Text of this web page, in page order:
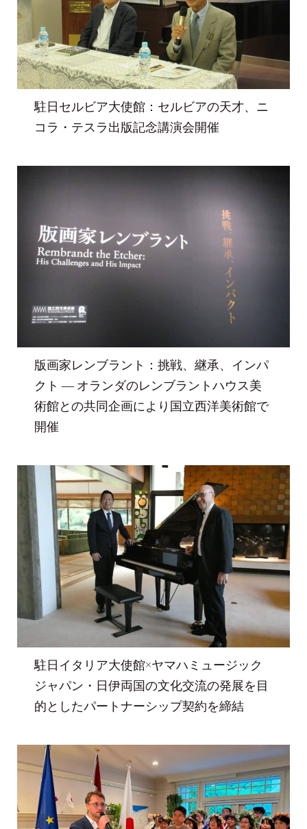
駐日セルビア大使館：セルビアの天才、ニ
コラ・テスラ出版記念講演会開催
版画家レンブラント：挑戦、継承、インパ
クト ― オランダのレンブラントハウス美
術館との共同企画により国立西洋美術館で
開催
駐日イタリア大使館×ヤマハミュージック
ジャパン・日伊両国の文化交流の発展を目
的としたパートナーシップ契約を締結